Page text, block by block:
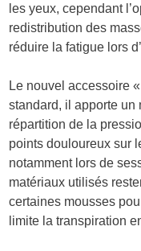
les yeux, cependant
redistribution des
réduire la fatigue lors
Le nouvel accessoire
standard, il apporte
répartition de la
points douloureux sur
notamment lors de
matériaux utilisés
certaines mousses
limite la transpiration